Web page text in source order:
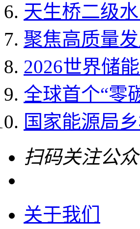
天生桥二级
聚焦高质量
2026世界储
全球首个“零
国家能源局
扫码关注公
关于我们